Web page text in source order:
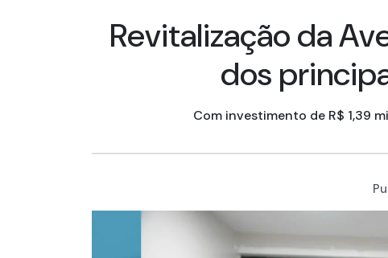
Revitalização da
dos
Com investimento de R$ 1,39